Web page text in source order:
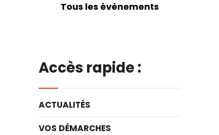
Tous les évènements
Accès rapide :
ACTUALITÉS
VOS DÉMARCHES